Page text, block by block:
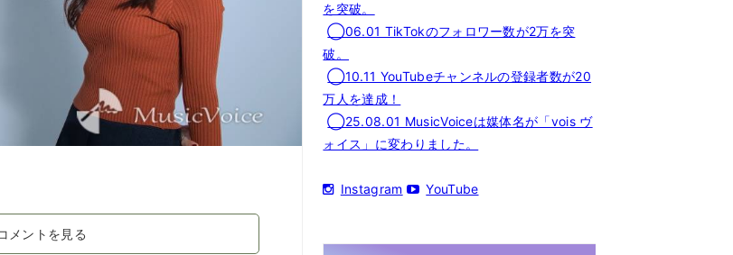
メントを見る
を突破。
◯06.01 TikTokのフォロワー数が2万を突
破。
◯10.11 YouTubeチャンネルの登録者数が20
万人を達成！
◯25.08.01 MusicVoiceは媒体名が「vois ヴ
ォイス」に変わりました。
Instagram YouTube